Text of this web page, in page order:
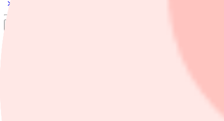
Swedbank höjer Sveriges tillväxtprognos